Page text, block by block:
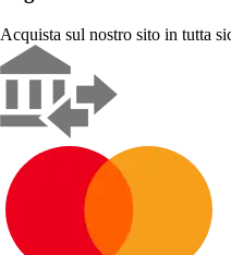
Acquista sul nostro sito in tutta